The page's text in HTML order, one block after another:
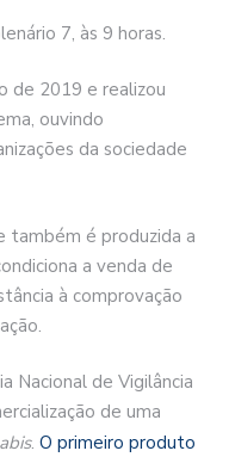
7, às 9 horas.
de 2019 e realizou
ouvindo
da sociedade
também é produzida a
a venda de
à comprovação
Nacional de Vigilância
de uma
. O primeiro produto